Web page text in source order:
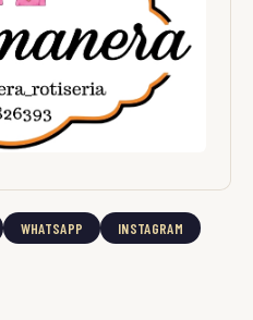
WHATSAPP INSTAGRAM